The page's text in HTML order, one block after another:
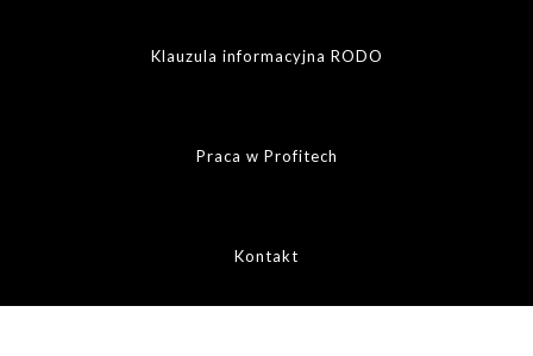
Klauzula informacyjna RODO
Praca w Profitech
Kontakt